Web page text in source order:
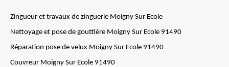
Zingueur et travaux de zinguerie Moigny Sur Ecole
Nettoyage et pose de gouttière Moigny Sur Ecole 91490
Réparation pose de velux Moigny Sur Ecole 91490
Couvreur Moigny Sur Ecole 91490